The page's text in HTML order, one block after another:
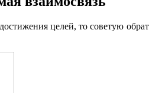
целей, то советую